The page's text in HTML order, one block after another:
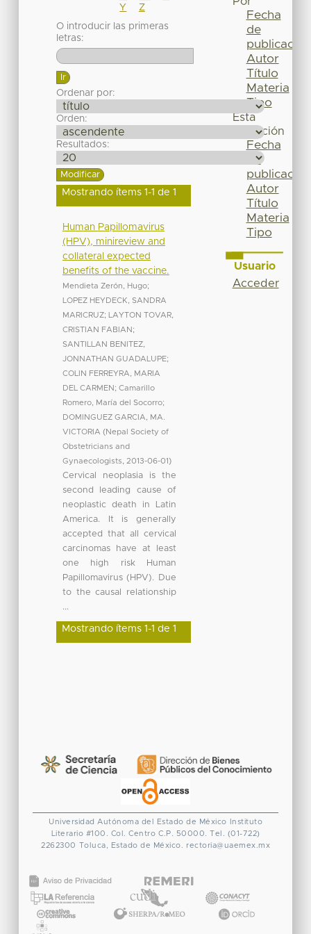
Y
Z
O introducir las primeras
letras:
Ordenar por:
Orden:
Resultados:
Mostrando ítems 1-1 de 1
Human Papillomavirus
(HPV), minireview and
collateral expected
benefits of the vaccine.
Mendieta Zerón, Hugo;
LOPEZ HEYDECK, SANDRA
MARICRUZ;
LAYTON TOVAR,
CRISTIAN FABIAN ;
SANTILLAN BENITEZ,
JONNATHAN GUADALUPE;
COLIN FERREYRA, MARIA
DEL CARMEN ; Camarillo
Romero, María del Socorro;
DOMINGUEZ GARCIA, MA.
VICTORIA (Nepal Society of
Obstetricians and
Gynaecologists
2013-06-01)
Cervical neoplasia is the
second leading cause of
neoplastic death in Latin
America. It is generally
accepted that all cervical
carcinomas have at least
one high risk Human
Papillomavirus (HPV). Due
to the causal relationship
...
Mostrando ítems 1-1 de 1
Fecha
de
publicación
Autor
Título
Materia
Tipo
Esta
colección
Fecha
de
publicación
Autor
Título
Materia
Tipo
Usuario
Acceder
Universidad Autónoma del Estado de México
Instituto
Literario #100. Col. Centro C.P. 50000. Tel. (01-722)
2262300 Toluca, Estado de México. rectoria@uaemex.mx